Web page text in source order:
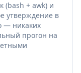
(bash + awk) и
утверждение в
— никаких
прогон на